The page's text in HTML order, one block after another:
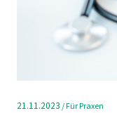
21.11.2023 /Für Praxen